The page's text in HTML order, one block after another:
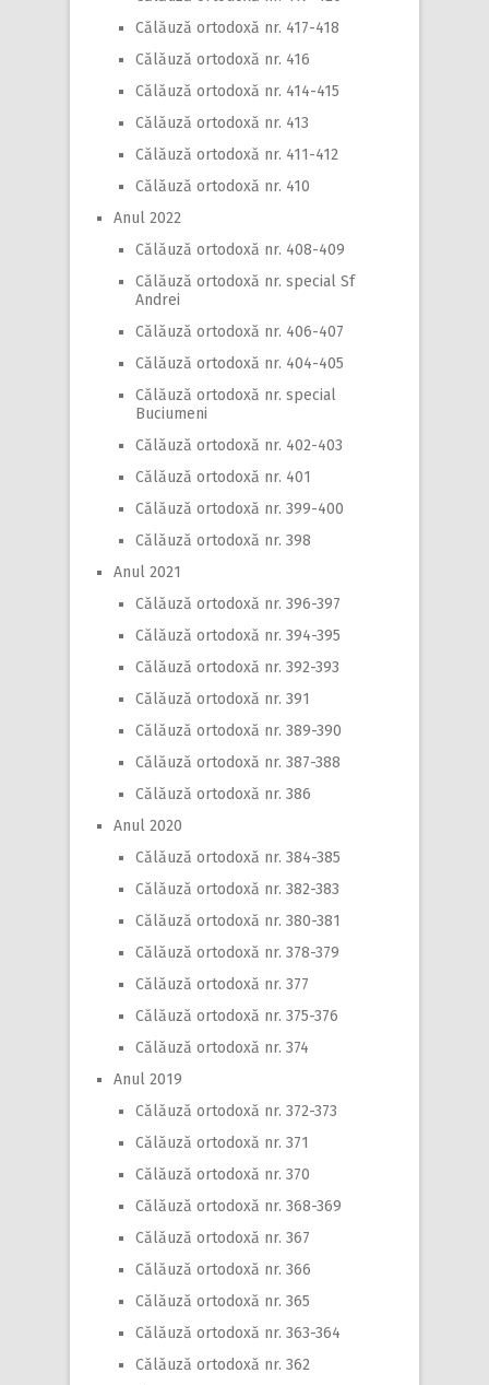
Călăuză ortodoxă nr. 417-418
Călăuză ortodoxă nr. 416
Călăuză ortodoxă nr. 414-415
Călăuză ortodoxă nr. 413
Călăuză ortodoxă nr. 411-412
Călăuză ortodoxă nr. 410
Anul 2022
Călăuză ortodoxă nr. 408-409
Călăuză ortodoxă nr. special Sf
Andrei
Călăuză ortodoxă nr. 406-407
Călăuză ortodoxă nr. 404-405
Călăuză ortodoxă nr. special
Buciumeni
Călăuză ortodoxă nr. 402-403
Călăuză ortodoxă nr. 401
Călăuză ortodoxă nr. 399-400
Călăuză ortodoxă nr. 398
Anul 2021
Călăuză ortodoxă nr. 396-397
Călăuză ortodoxă nr. 394-395
Călăuză ortodoxă nr. 392-393
Călăuză ortodoxă nr. 391
Călăuză ortodoxă nr. 389-390
Călăuză ortodoxă nr. 387-388
Călăuză ortodoxă nr. 386
Anul 2020
Călăuză ortodoxă nr. 384-385
Călăuză ortodoxă nr. 382-383
Călăuză ortodoxă nr. 380-381
Călăuză ortodoxă nr. 378-379
Călăuză ortodoxă nr. 377
Călăuză ortodoxă nr. 375-376
Călăuză ortodoxă nr. 374
Anul 2019
Călăuză ortodoxă nr. 372-373
Călăuză ortodoxă nr. 371
Călăuză ortodoxă nr. 370
Călăuză ortodoxă nr. 368-369
Călăuză ortodoxă nr. 367
Călăuză ortodoxă nr. 366
Călăuză ortodoxă nr. 365
Călăuză ortodoxă nr. 363-364
Călăuză ortodoxă nr. 362